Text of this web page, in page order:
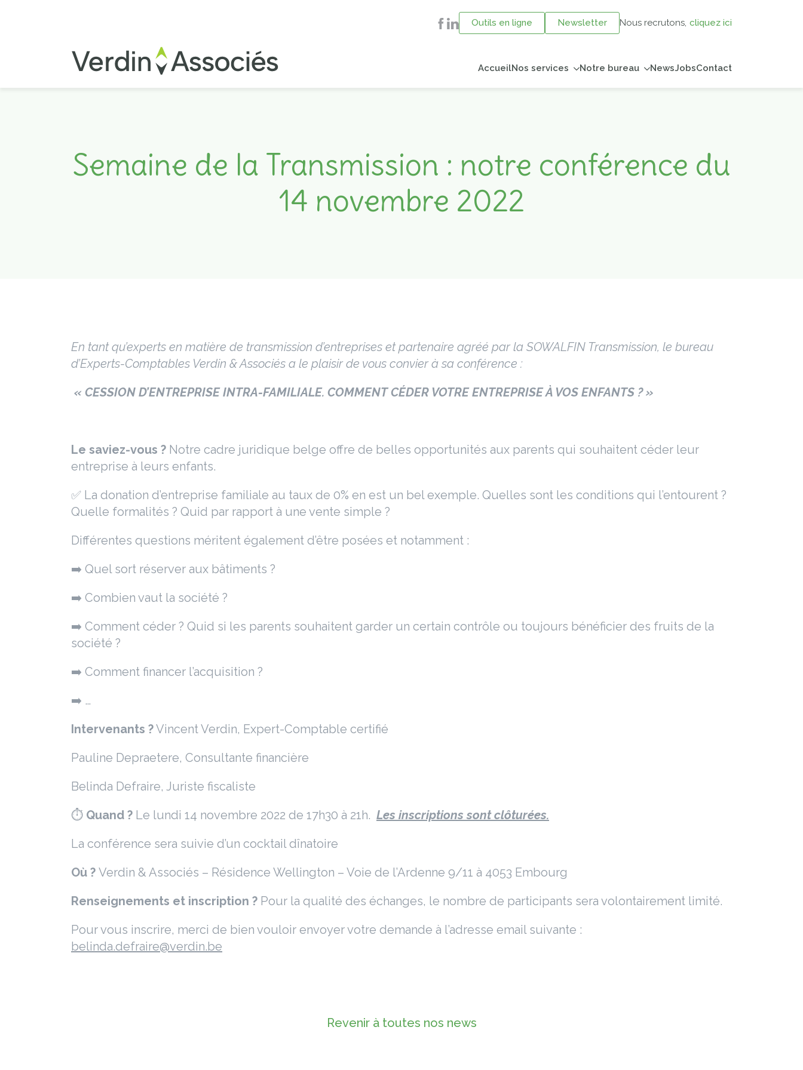
Outils en ligne Newsletter Nous recrutons, cliquez ici
AccueilNos services Notre bureau NewsJobsContact
Semaine de la Transmission : notre conférence du
14 novembre 2022
En tant qu’experts en matière de transmission d’entreprises et partenaire agréé par la SOWALFIN Transmission, le bureau
d’Experts-Comptables Verdin & Associés a le plaisir de vous convier à sa conférence :
« CESSION D’ENTREPRISE INTRA-FAMILIALE. COMMENT CÉDER VOTRE ENTREPRISE À VOS ENFANTS ? »
Le saviez-vous ? Notre cadre juridique belge offre de belles opportunités aux parents qui souhaitent céder leur
entreprise à leurs enfants.
✅ La donation d’entreprise familiale au taux de 0% en est un bel exemple. Quelles sont les conditions qui l’entourent ?
Quelle formalités ? Quid par rapport à une vente simple ?
Différentes questions méritent également d’être posées et notamment :
➡️ Quel sort réserver aux bâtiments ?
➡️ Combien vaut la société ?
➡️ Comment céder ? Quid si les parents souhaitent garder un certain contrôle ou toujours bénéficier des fruits de la
société ?
➡️ Comment financer l’acquisition ?
➡️ …
Intervenants ?Vincent Verdin, Expert-Comptable certifié
Pauline Depraetere, Consultante financière
Belinda Defraire, Juriste fiscaliste
⏱ Quand ? Le lundi 14 novembre 2022 de 17h30 à 21h. Les inscriptions sont clôturées.
La conférence sera suivie d’un cocktail dînatoire
Où ? Verdin & Associés – Résidence Wellington – Voie de l’Ardenne 9/11 à 4053 Embourg
Renseignements et inscription ? Pour la qualité des échanges, le nombre de participants sera volontairement limité.
Pour vous inscrire, merci de bien vouloir envoyer votre demande à l’adresse email suivante :
belinda.defraire@verdin.be
Revenir à toutes nos news